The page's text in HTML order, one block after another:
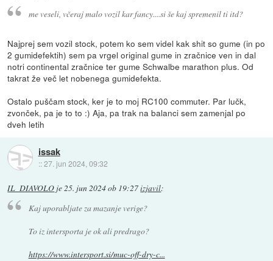
me veseli, včeraj malo vozil kar fancy....si še kaj spremenil ti itd?
Najprej sem vozil stock, potem ko sem videl kak shit so gume (in po
2 gumidefektih) sem pa vrgel original gume in zračnice ven in dal
notri continental zračnice ter gume Schwalbe marathon plus. Od
takrat že več let nobenega gumidefekta.
Ostalo puščam stock, ker je to moj RC100 commuter. Par lučk,
zvonček, pa je to to :) Aja, pa trak na balanci sem zamenjal po
dveh letih
issak
::27. jun 2024, 09:32
IL_DIAVOLO je 25. jun 2024 ob 19:27izjavil:
Kaj uporabljate za mazanje verige?
To iz intersporta je ok ali predrago?
https://www.intersport.si/muc-off-dry-c...